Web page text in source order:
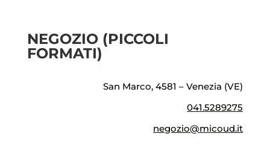
NEGOZIO (PICCOLI
FORMATI)
San Marco, 4581 – Venezia (VE)
041.5289275
negozio@micoud.it